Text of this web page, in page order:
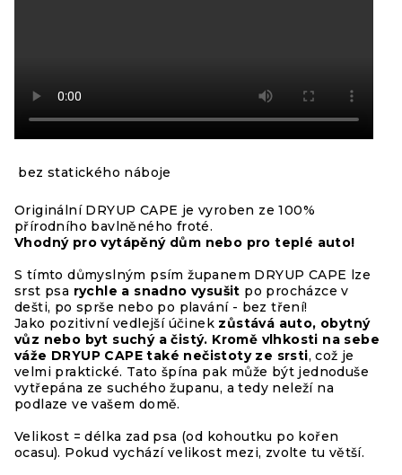
bez statického náboje
Originální DRYUP CAPE je vyroben ze 100%
přírodního bavlněného froté.
Vhodný pro vytápěný dům nebo pro teplé auto!
S tímto důmyslným psím županem DRYUP CAPE lze
srst psa rychle a snadno vysušit po procházce v
dešti, po sprše nebo po plavání - bez tření!
Jako pozitivní vedlejší účinek zůstává auto, obytný
vůz nebo byt suchý a čistý. Kromě vlhkosti na sebe
váže DRYUP CAPE také nečistoty ze srsti, což je
velmi praktické. Tato špína pak může být jednoduše
vytřepána ze suchého županu, a tedy neleží na
podlaze ve vašem domě.
Velikost = délka zad psa (od kohoutku po kořen
ocasu). Pokud vychází velikost mezi, zvolte tu větší.